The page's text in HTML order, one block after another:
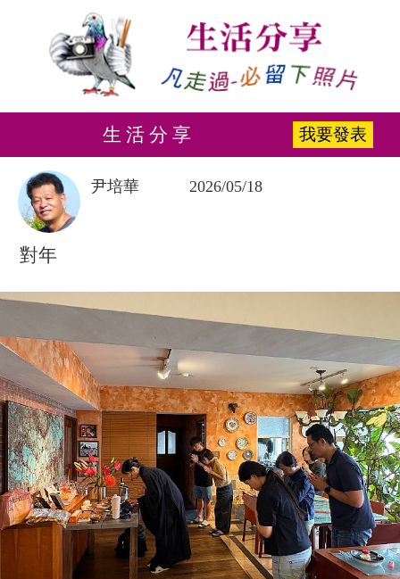
生 活 分 享 我要發表
尹培華 2026/05/18
對年